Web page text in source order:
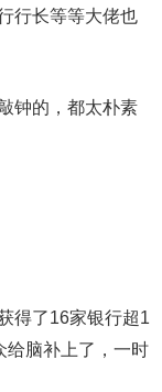
行长等等大佬也
钟的，都太朴素
得了16家银行超1
给脑补上了，一时